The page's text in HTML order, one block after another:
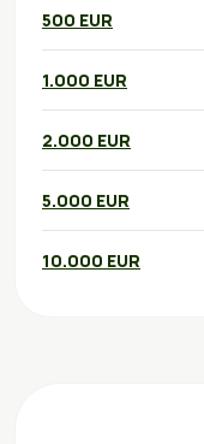
500 EUR
1.000 EUR
2.000 EUR
5.000 EUR
10.000 EUR